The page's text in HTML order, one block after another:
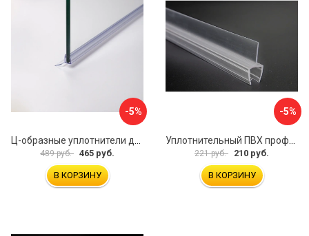
-5%
Ц-образные уплотнители для душевой кабины IDDIS 965S8003DZ
489 руб. 465 руб.
В КОРЗИНУ
-5%
Уплотнительный ПВХ профиль для стекла 8 мм SERVICE PLUS PVH04-908KW8
221 руб. 210 руб.
В КОРЗИНУ